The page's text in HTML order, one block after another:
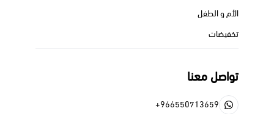
الأم و الطفل
تخفيضات
تواصل معنا
+966550713659